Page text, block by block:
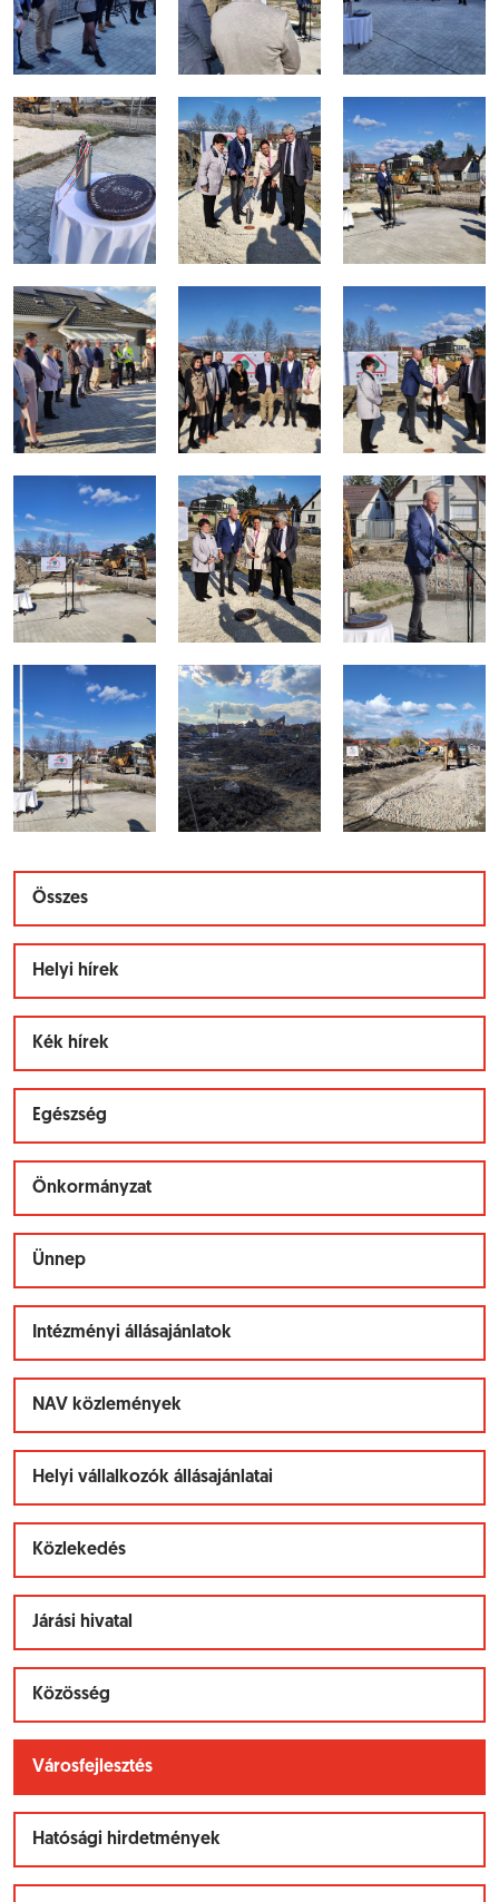
Összes
Helyi hírek
Kék hírek
Egészség
Önkormányzat
Ünnep
Intézményi állásajánlatok
NAV közlemények
Helyi vállalkozók állásajánlatai
Közlekedés
Járási hivatal
Közösség
Városfejlesztés
Hatósági hirdetmények